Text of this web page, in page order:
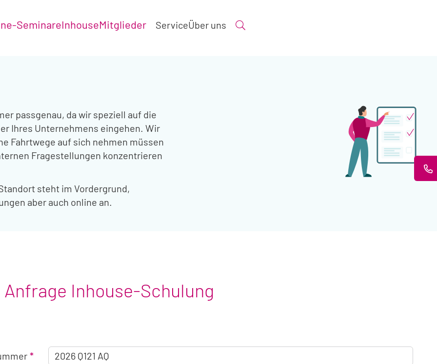
SeminareInhouseMitglieder ServiceÜber uns Suche öffnen
passgenau, da wir speziell auf die
Ihres Unternehmens eingehen. Wir
Fahrtwege auf sich nehmen müssen
Fragestellungen konzentrieren
steht im Vordergrund,
aber auch online an.
Anfrage Inhouse-Schulung
Angaben